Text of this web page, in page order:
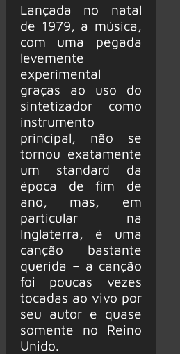
Lançada no natal
de 1979, a música,
com uma pegada
levemente
experimental
graças ao uso do
sintetizador como
instrumento
principal, não se
tornou exatamente
um standard da
época de fim de
ano, mas, em
particular na
Inglaterra, é uma
canção bastante
querida – a canção
foi poucas vezes
tocadas ao vivo por
seu autor e quase
somente no Reino
Unido.